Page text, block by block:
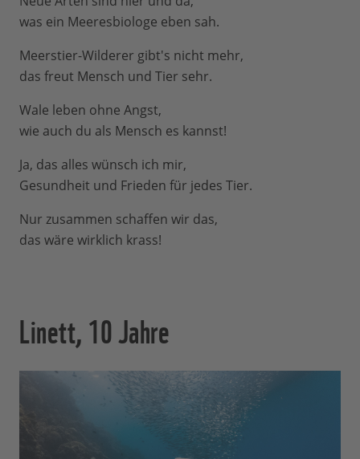
was ein Meeresbiologe eben sah.
Meerstier-Wilderer gibt's nicht mehr,
das freut Mensch und Tier sehr.
Wale leben ohne Angst,
wie auch du als Mensch es kannst!
Ja, das alles wünsch ich mir,
Gesundheit und Frieden für jedes Tier.
Nur zusammen schaffen wir das,
das wäre wirklich krass!
Linett, 10 Jahre